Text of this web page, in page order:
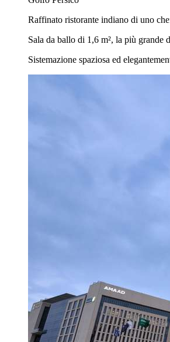
Raffinato ristorante indiano di uno
Sala da ballo di 1,6 m², la più grande
Sistemazione spaziosa ed